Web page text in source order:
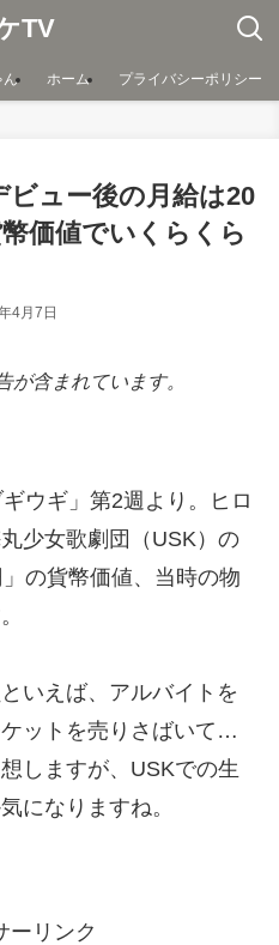
TV
ん ホーム プライバシーポリシー
ビュー後の月給は20
価値でいくらくら
4月7日
含まれています。
ウギ」第2週より。ヒロ
少女歌劇団（USK）の
の貨幣価値、当時の物
いえば、アルバイトを
ットを売りさばいて…
しますが、USKでの生
になりますね。
ーリンク